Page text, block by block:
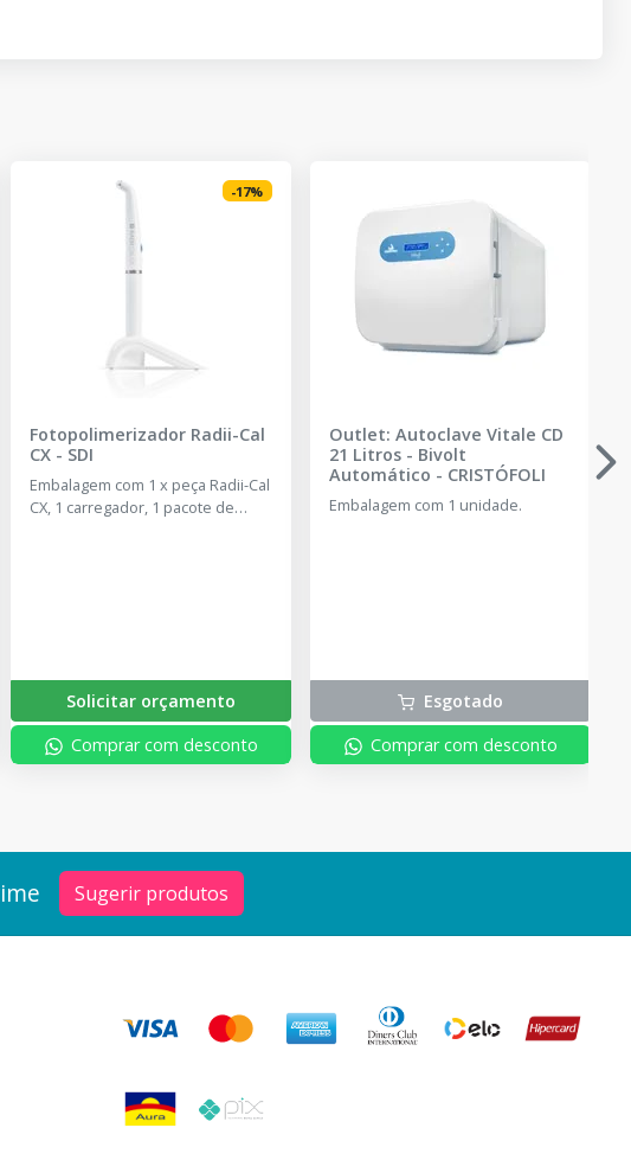
-17%
Fotopolimerizador Radii-Cal
CX- SDI
Embalagem com 1 x peça Radii-Cal
CX, 1 carregador, 1 pacote de
Solicitar orçamento
Comprar com desconto
Outlet: Autoclave Vitale CD
21 Litros - Bivolt
Automático - CRISTÓFOLI
Embalagem com 1 unidade.
Esgotado
Comprar com desconto
Sugerir produtos